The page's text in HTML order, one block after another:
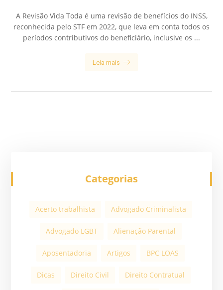
A Revisão Vida Toda é uma revisão de benefícios do INSS,
reconhecida pelo STF em 2022, que leva em conta todos os
períodos contributivos do beneficiário, inclusive os ...
Leia mais
Categorias
Acerto trabalhista Advogado Criminalista
Advogado LGBT Alienação Parental
Aposentadoria Artigos BPC LOAS
Dicas Direito Civil Direito Contratual